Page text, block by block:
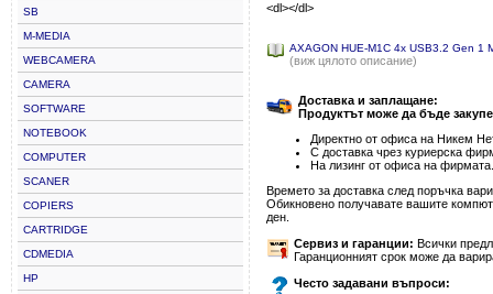
SB
M-MEDIA
WEBCAMERA
CAMERA
SOFTWARE
NOTEBOOK
COMPUTER
SCANER
COPIERS
CARTRIDGE
CDMEDIA
HP
<dl></dl>
AXAGON HUE-M1C 4x USB3.2 Gen 1
(виж цялото описание)
Доставка и заплащане:
Продуктът може да бъде
Директно от офиса на Никем
С доставка чрез куриерска
На лизинг от офиса на фирмата.
Времето за доставка след поръчка
Обикновено получавате вашите
ден.
Сервиз и гаранции: Всички
Гаранционният срок може да
Често задавани въпроси: